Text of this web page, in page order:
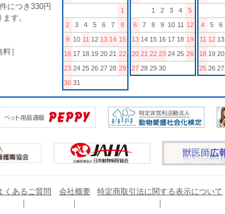
につき330円
す。
］
1
2
3 4 5 6 7
8
9 10 11 12 13 14 15
16 17 18 19 20 21 22
23 24 25 26 27 28 29
30 31
1
2 3 4
5
6
7 8 9 10 11 12
13 14 15 16 17 18 19
20 21 22 23 24 25 26
27 28 29 30
4
5 6
11 12 13
18 19 20
25 26 27
くあるご質問 会社概要 特定商取引法に関する表示について